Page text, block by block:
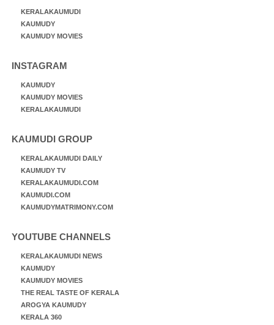
KERALAKAUMUDI
KAUMUDY
KAUMUDY MOVIES
INSTAGRAM
KAUMUDY
KAUMUDY MOVIES
KERALAKAUMUDI
KAUMUDI GROUP
KERALAKAUMUDI DAILY
KAUMUDY TV
KERALAKAUMUDI.COM
KAUMUDI.COM
KAUMUDYMATRIMONY.COM
YOUTUBE CHANNELS
KERALAKAUMUDI NEWS
KAUMUDY
KAUMUDY MOVIES
THE REAL TASTE OF KERALA
AROGYA KAUMUDY
KERALA 360